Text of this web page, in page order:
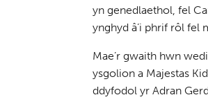
yn genedlaethol, fel
ynghyd â’i phrif rôl fel
Mae’r gwaith hwn
ysgolion a Majestas
ddyfodol yr Adran